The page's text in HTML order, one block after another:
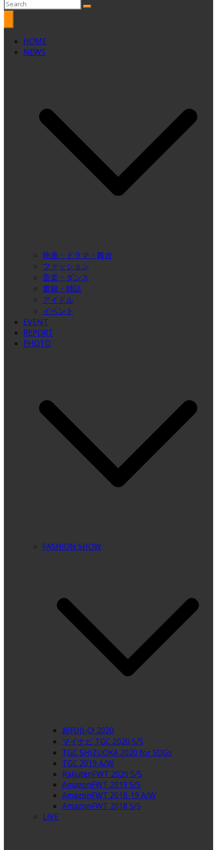
HOME
NEWS
映画・ドラマ・舞台
ファッション
音楽・ダンス
書籍・雑誌
アイドル
イベント
EVENT
REPORT
PHOTO
FASHION SHOW
超FUJI-Q! 2020
マイナビ TGC 2020 S/S
TGC SHIZUOKA 2020 for SDGs
TGC 2019 A/W
RakutenFWT 2020 S/S
AmazonFWT 2019 S/S
AmazonFWT 2018-19 A/W
AmazonFWT 2018 S/S
LIVE